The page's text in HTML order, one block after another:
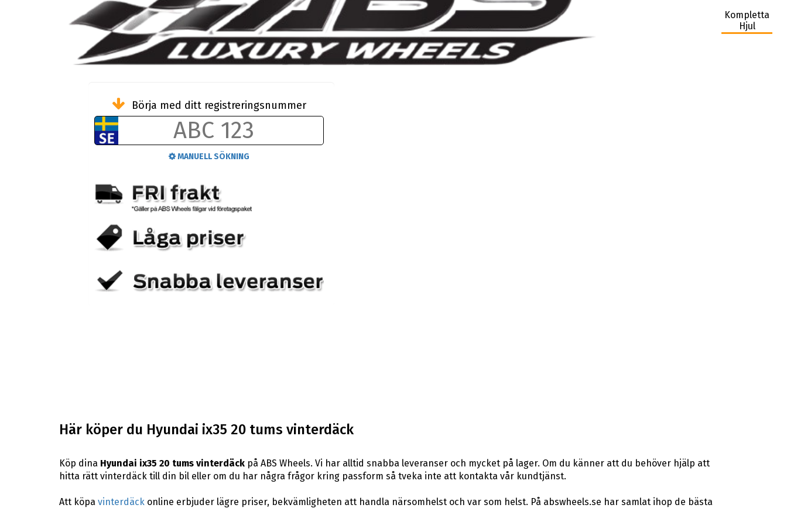
Kompletta
Hjul
Börja med ditt registreringsnummer
MANUELL SÖKNING
Här köper du Hyundai ix35 20 tums vinterdäck
Köp dina Hyundai ix35 20 tums vinterdäckpå ABS Wheels. Vi har alltid snabba leveranser och mycket på lager. Om du känner att du behöver hjälp att
hitta rätt vinterdäck till din bil eller om du har några frågor kring passform så tveka inte att kontakta vår kundtjänst.
Att köpa vinterdäckonline erbjuder lägre priser, bekvämligheten att handla närsomhelst och var som helst. På abswheels.se har samlat ihop de bästa